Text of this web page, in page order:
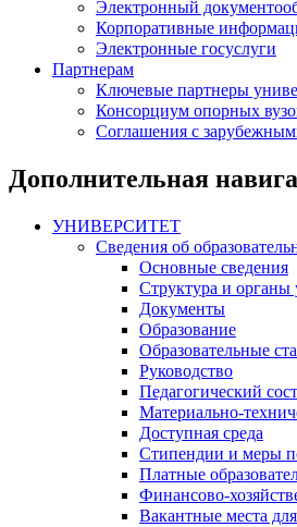
Электронный
Корпоративные
Электронные госуслуги
Партнерам
Ключевые партнеры
Консорциум опорных
Соглашения с
Дополнительная
УНИВЕРСИТЕТ
Сведения об
Основные сведения
Структура и органы
Документы
Образование
Образовательные
Руководство
Педагогический
Материально-
Доступная среда
Стипендии и меры
Платные
Финансово-
Вакантные места